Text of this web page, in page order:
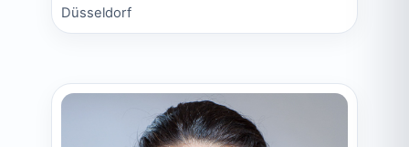
Düsseldorf